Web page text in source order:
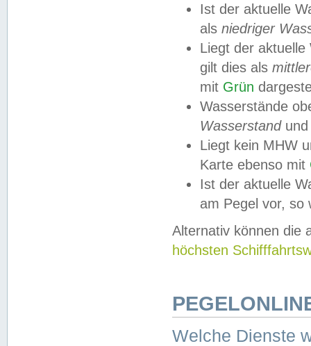
Ist der aktuelle
als niedriger
Liegt der
gilt dies als
mit Grün
Wasserstände
Wasserstandund
Liegt kein MHW
Karte ebenso mit
Ist der aktuelle
am Pegel vor,
Alternativ können die
höchsten
Welche Dienste